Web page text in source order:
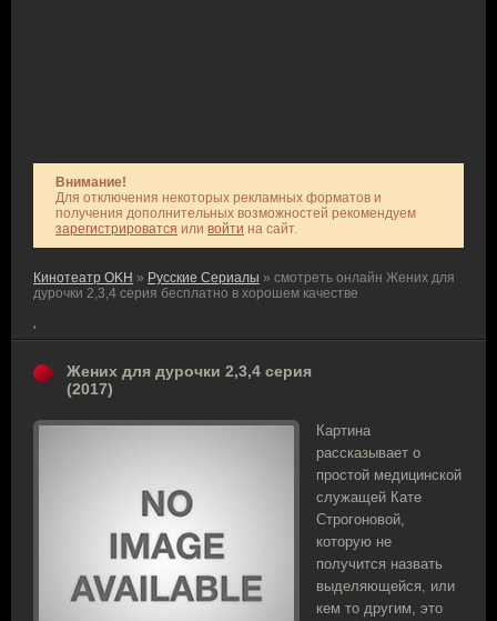
Внимание!
Для отключения некоторых рекламных форматов и
получения дополнительных возможностей рекомендуем
зарегистрироватся или войти на сайт.
Кинотеатр OKH » Русские Сериалы » смотреть онлайн Жених для
дурочки 2,3,4 серия бесплатно в хорошем качестве
'
Жених для дурочки 2,3,4 серия
(2017)
Картина
рассказывает о
простой медицинской
служащей Кате
Строгоновой,
которую не
получится назвать
выделяющейся, или
кем то другим, это